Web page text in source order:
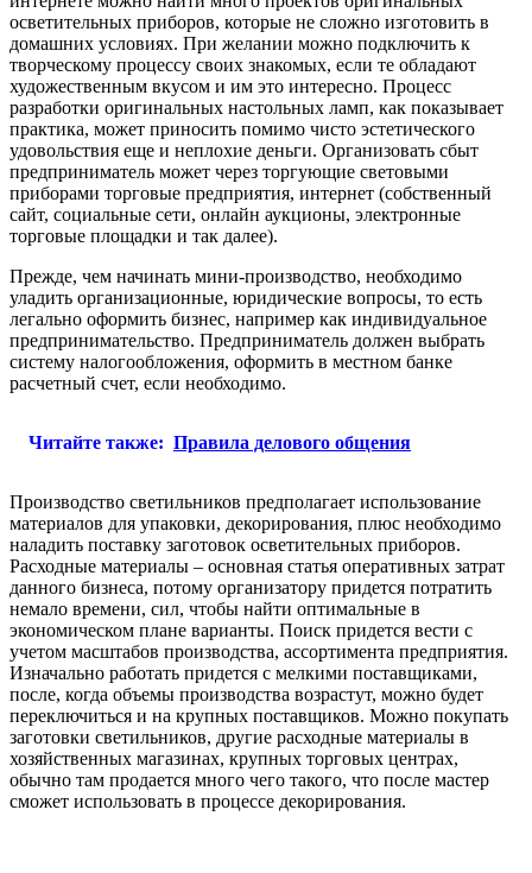
осветительных приборов, которые не сложно изготовить в
домашних условиях. При желании можно подключить к
творческому процессу своих знакомых, если те обладают
художественным вкусом и им это интересно. Процесс
разработки оригинальных настольных ламп, как показывает
практика, может приносить помимо чисто эстетического
удовольствия еще и неплохие деньги. Организовать сбыт
предприниматель может через торгующие световыми
приборами торговые предприятия, интернет (собственный
сайт, социальные сети, онлайн аукционы, электронные
торговые площадки и так далее).
Прежде, чем начинать мини-производство, необходимо
уладить организационные, юридические вопросы, то есть
легально оформить бизнес, например как индивидуальное
предпринимательство. Предприниматель должен выбрать
систему налогообложения, оформить в местном банке
расчетный счет, если необходимо.
Читайте также: Правила делового общения
Производство светильников предполагает использование
материалов для упаковки, декорирования, плюс необходимо
наладить поставку заготовок осветительных приборов.
Расходные материалы – основная статья оперативных затрат
данного бизнеса, потому организатору придется потратить
немало времени, сил, чтобы найти оптимальные в
экономическом плане варианты. Поиск придется вести с
учетом масштабов производства, ассортимента предприятия.
Изначально работать придется с мелкими поставщиками,
после, когда объемы производства возрастут, можно будет
переключиться и на крупных поставщиков. Можно покупать
заготовки светильников, другие расходные материалы в
хозяйственных магазинах, крупных торговых центрах,
обычно там продается много чего такого, что после мастер
сможет использовать в процессе декорирования.